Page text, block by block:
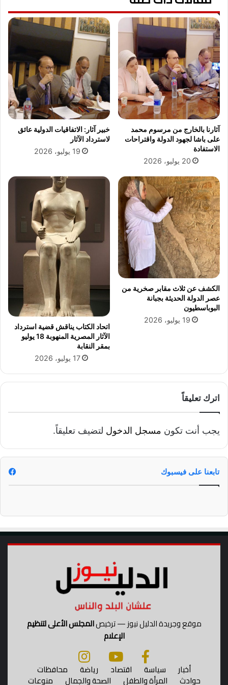
ا
م
م
س
ا
ب
ق
ة
ك
ر
ة
ا
ل
ق
م
ا
ل
خ
م
ا
س
ي
ل
ل
ت
ي
ا
ش
ر
و
ق
إ
ب
ر
ا
ه
ي
م
"
آثارنا بالخارج من مرسوم محمد
على باشا لجهود الدولة واقتراحات
الاستفادة
20 يوليو، 2026
خبير آثار: الاتفاقيات الدولية عائق
لاسترداد الآثار
19 يوليو، 2026
الكشف عن ثلاث مقابر صخرية من
عصر الدولة الحديثة بجبانة
البوباسطيون
19 يوليو، 2026
اتحاد الكتاب يناقش قضية استرداد
الآثار المصرية المنهوبة 18 يوليو
بمقر النقابة
17 يوليو، 2026
اترك تعليقاً
يجب أنت تكون مسجل الدخول لتضيف تعليقاً.
تابعنا على فيسبوك
موقع وجريدة الدليل نيوز — ترخيصالمجلس الأعلى لتنظيم
الإعلام
أخبار سياسة اقتصاد رياضة محافظات
حوادث المرأة والطفل الصحة والجمال منوعات